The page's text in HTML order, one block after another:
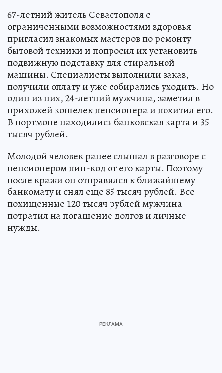
67-летний житель Севастополя с
ограниченными возможностями здоровья
пригласил знакомых мастеров по ремонту
бытовой техники и попросил их установить
подвижную подставку для стиральной
машины. Специалисты выполнили заказ,
получили оплату и уже собирались уходить. Но
один из них, 24-летний мужчина, заметил в
прихожей кошелек пенсионера и похитил его.
В портмоне находились банковская карта и 35
тысяч рублей.
Молодой человек ранее слышал в разговоре с
пенсионером пин-код от его карты. Поэтому
после кражи он отправился к ближайшему
банкомату и снял еще 85 тысяч рублей. Все
похищенные 120 тысяч рублей мужчина
потратил на погашение долгов и личные
нужды.